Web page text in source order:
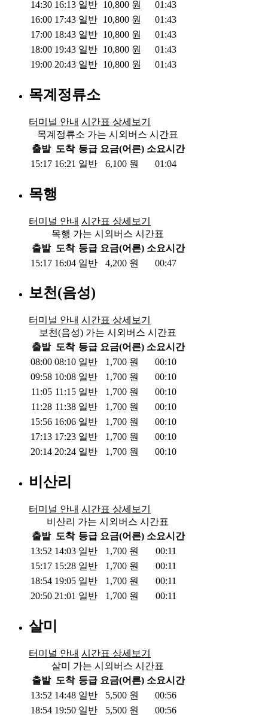
14:30 16:13 일반 10,800 원
01:43
16:00 17:43 일반 10,800 원
01:43
17:00 18:43 일반 10,800 원
01:43
18:00 19:43 일반 10,800 원
01:43
19:00 20:43 일반 10,800 원 01:43
목계정류소
터미널 안내 시간표 상세보기
목계정류소 가는 시외버스 시간표
출발 도착 등급 요금(어른) 소요시간
15:17 16:21 일반 6,100 원 01:04
목행
터미널 안내 시간표 상세보기
목행 가는 시외버스 시간표
출발 도착 등급 요금(어른) 소요시간
15:17 16:04 일반 4,200 원 00:47
보천(음성)
터미널 안내 시간표 상세보기
보천(음성) 가는 시외버스 시간표
출발 도착 등급 요금(어른) 소요시간
08:00 08:10 일반 1,700 원
00:10
09:58 10:08 일반 1,700 원
00:10
11:05 11:15 일반 1,700 원
00:10
11:28 11:38 일반 1,700 원
00:10
15:56 16:06 일반 1,700 원
00:10
17:13 17:23 일반 1,700 원
00:10
20:14 20:24 일반 1,700 원 00:10
비산리
터미널 안내 시간표 상세보기
비산리 가는 시외버스 시간표
출발 도착 등급 요금(어른) 소요시간
13:52 14:03 일반 1,700 원
00:11
15:17 15:28 일반 1,700 원
00:11
18:54 19:05 일반 1,700 원
00:11
20:50 21:01 일반 1,700 원 00:11
살미
터미널 안내 시간표 상세보기
살미 가는 시외버스 시간표
출발 도착 등급 요금(어른) 소요시간
13:52 14:48 일반 5,500 원
00:56
18:54 19:50 일반 5,500 원 00:56